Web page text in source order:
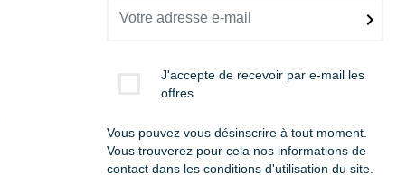
J'accepte de recevoir par e-mail les
offres
Vous pouvez vous désinscrire à tout moment.
Vous trouverez pour cela nos informations de
contact dans les conditions d'utilisation du site.